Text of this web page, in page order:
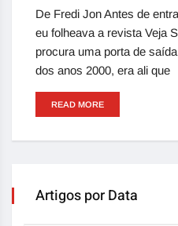
De Fredi Jon Antes de
eu folheava a revista Veja
procura uma porta de
dos anos 2000, era ali que
READ MORE
Artigos por Data